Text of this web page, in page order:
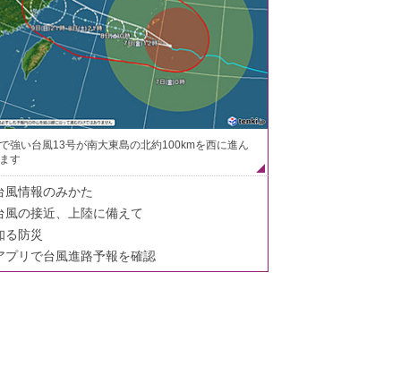
強い台風13号が南大東島の北約100kmを西に進ん
す
風情報のみかた
風の接近、上陸に備えて
る防災
プリで台風進路予報を確認